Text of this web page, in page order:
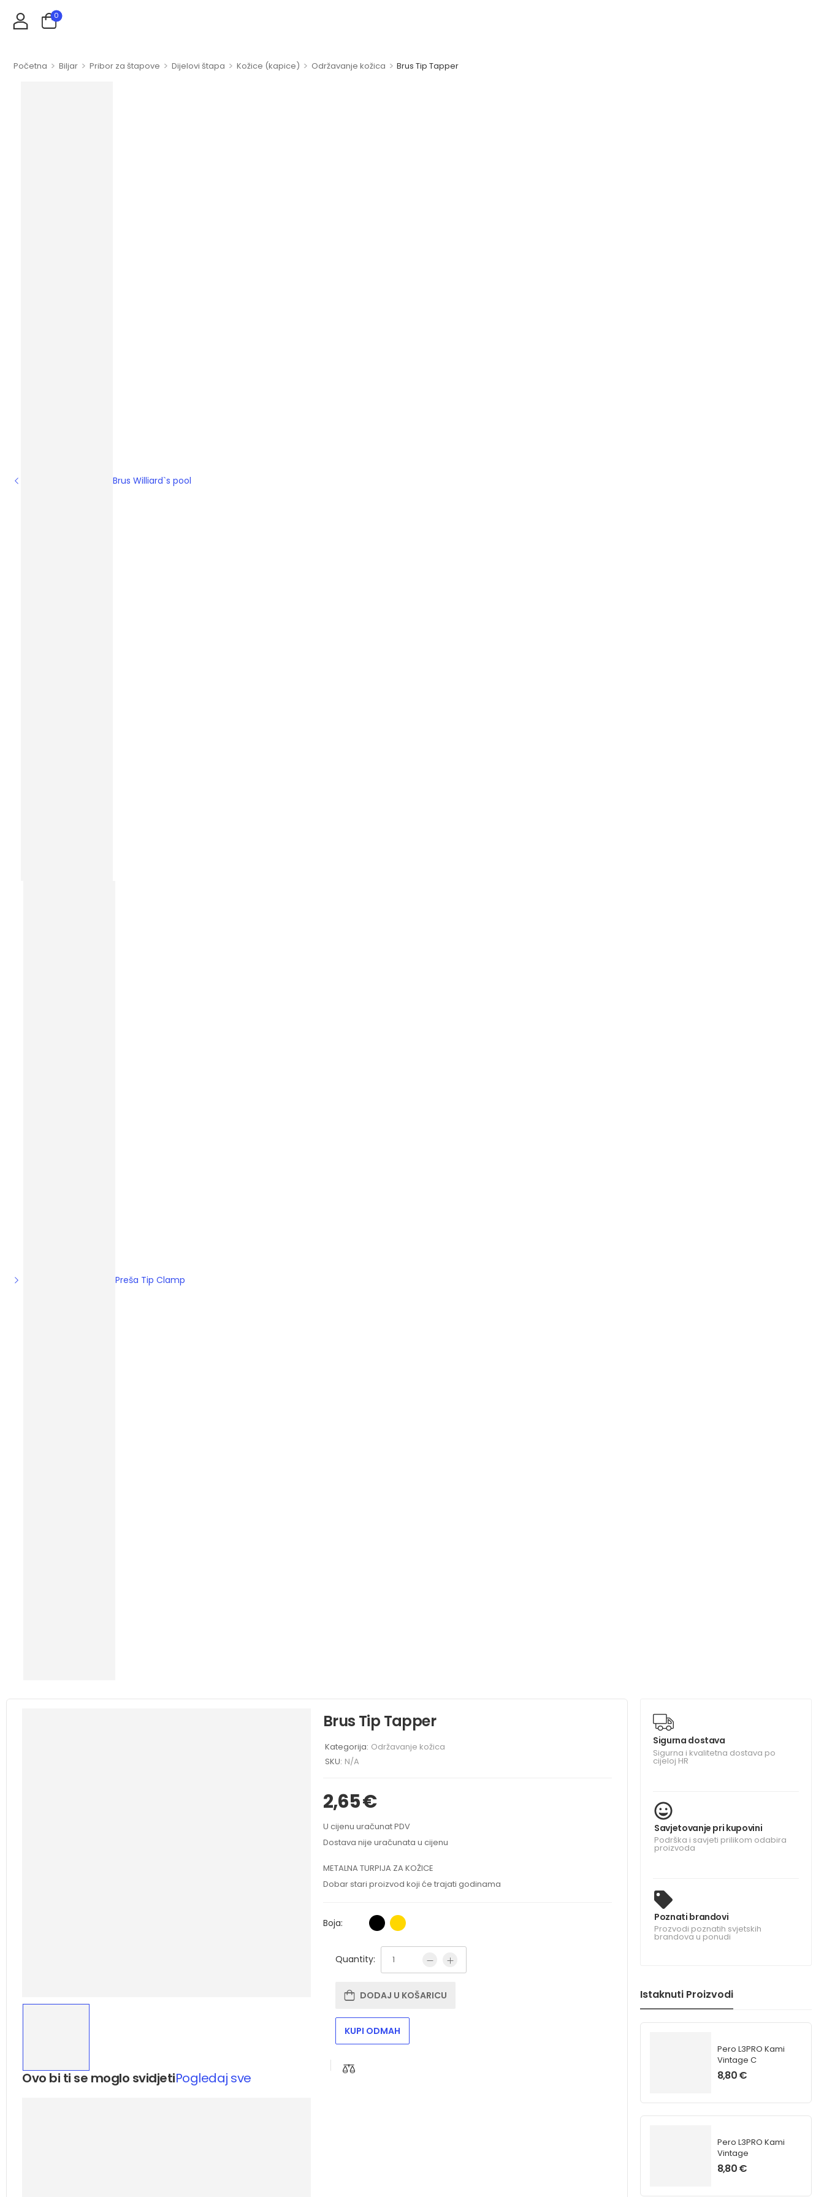
0
Početna > Biljar > Pribor za štapove > Dijelovi štapa > Kožice (kapice) > Održavanje kožica > Brus Tip Tapper
Brus Williard`s pool
Preša Tip Clamp
Sigurna dostava
Sigurna i kvalitetna dostava po
cijeloj HR
Savjetovanje pri kupovini
Podrška i savjeti prilikom odabira
proizvoda
Poznati brandovi
Prozvodi poznatih svjetskih
brandova u ponudi
Istaknuti Proizvodi
Pero L3PRO Kami
Vintage C
8,80€
Pero L3PRO Kami
Vintage
8,80€
Ovo bi ti se moglo svidjetiPogledaj sve
Brus Tip Tapper
Kategorija: Održavanje kožica
SKU: N/A
2,65€
U cijenu uračunat PDV
Dostava nije uračunata u cijenu
METALNA TURPIJA ZA KOŽICE
Dobar stari proizvod koji će trajati godinama
Boja:
Quantity:
DODAJ U KOŠARICU
KUPI ODMAH